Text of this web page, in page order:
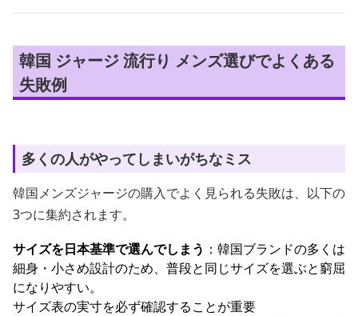
韓国 ジャージ 流行り メンズ選びでよくある
失敗例
多くの人がやってしまいがちなミス
韓国メンズジャージの購入でよく見られる失敗は、以下の
3つに集約されます。
サイズを日本基準で選んでしまう ：韓国ブランドの多くは
細身・小さめ設計のため、普段と同じサイズを選ぶと窮屈
になりやすい。
サイズ表の実寸を必ず確認することが重要